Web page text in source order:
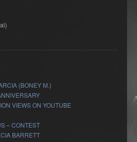
(BONEY M.)
VIEWS ON YOUTUBE
– CONTEST
BARRETT